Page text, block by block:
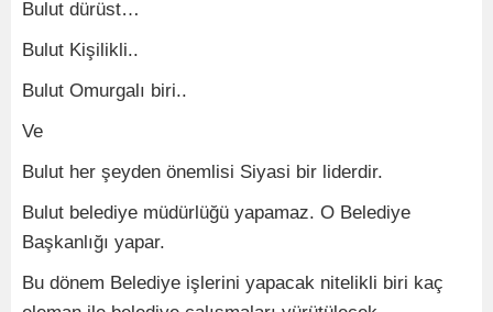
Bulut dürüst…
Bulut Kişilikli..
Bulut Omurgalı biri..
Ve
Bulut her şeyden önemlisi Siyasi bir liderdir.
Bulut belediye müdürlüğü yapamaz. O Belediye
Başkanlığı yapar.
Bu dönem Belediye işlerini yapacak nitelikli biri kaç